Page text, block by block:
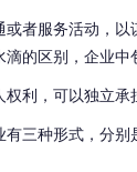
者服务活动，
的区别，企业中
利，可以独立承
三种形式，分